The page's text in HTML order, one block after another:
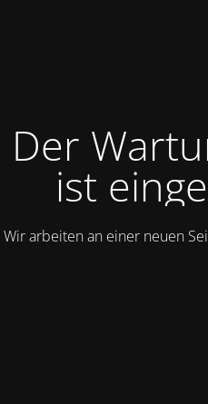
Der
ist
Wir arbeiten an einer neuen